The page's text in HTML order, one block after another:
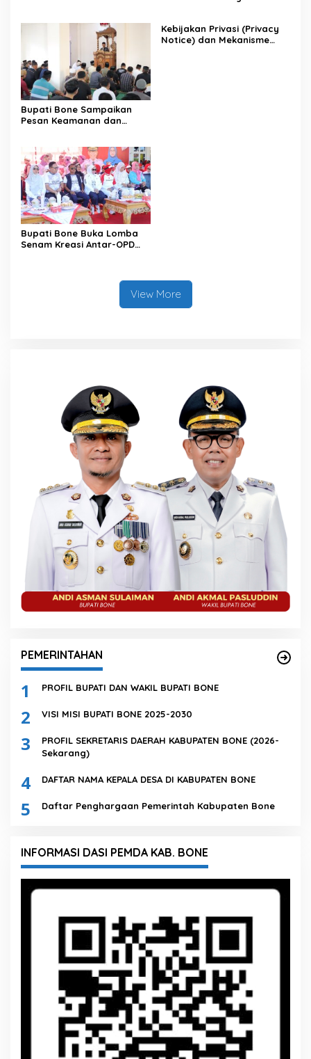
Bupati Bone Sampaikan
Pesan Keamanan dan
Kebijakan Privasi (Privacy
Notice) dan Mekanisme
Bupati Bone Buka Lomba
Senam Kreasi Antar-OPD
View More
PEMERINTAHAN
1 PROFIL BUPATI DAN WAKIL BUPATI BONE
2 VISI MISI BUPATI BONE 2025-2030
3
PROFIL SEKRETARIS DAERAH KABUPATEN BONE (2026-
Sekarang)
4 DAFTAR NAMA KEPALA DESA DI KABUPATEN BONE
5 Daftar Penghargaan Pemerintah Kabupaten Bone
INFORMASI DASI PEMDA KAB. BONE